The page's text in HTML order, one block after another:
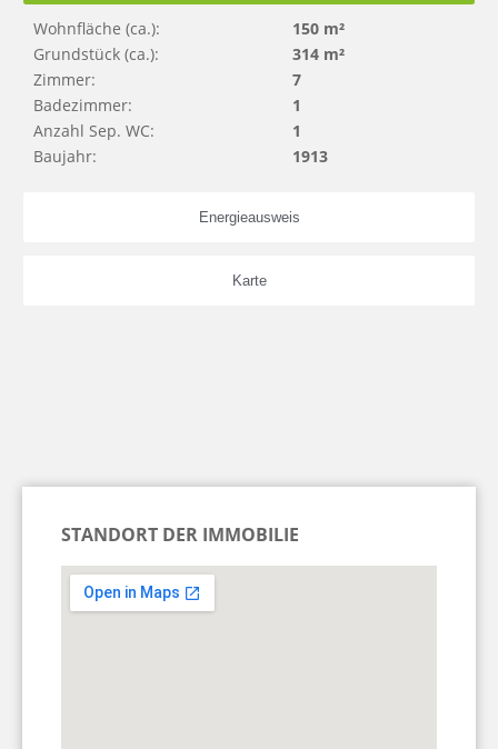
Energieausweis
Karte
Wohnfläche (ca.):
150 m²
Grundstück (ca.):
314 m²
Zimmer:
7
Badezimmer:
1
Anzahl Sep. WC:
1
Baujahr:
1913
STANDORT DER IMMOBILIE